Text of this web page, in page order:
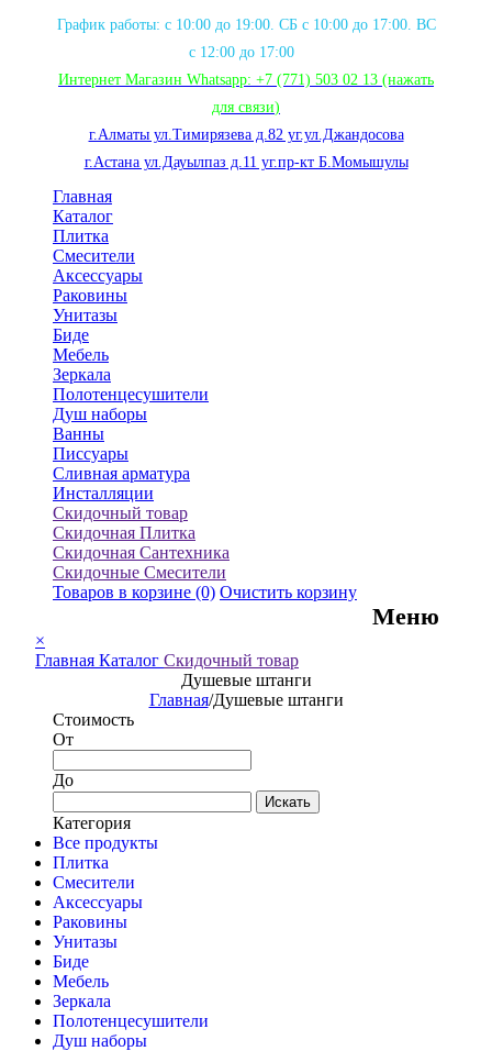
График работы: с 10:00 до 19:00. СБ с 10:00 до 17:00. ВС
с 12:00 до 17:00
Интернет Магазин Whatsapp: +7 (771) 503 02 13 (нажать
для связи)
г.Алматы ул.Тимирязева д.82 уг.ул.Джандосова
г.Астана ул.Дауылпаз д.11 уг.пр-кт Б.Момышулы
Главная
Каталог
Плитка
Смесители
Аксессуары
Раковины
Унитазы
Биде
Мебель
Зеркала
Полотенцесушители
Душ наборы
Ванны
Писсуары
Сливная арматура
Инсталляции
Скидочный товар
Скидочная Плитка
Скидочная Сантехника
Скидочные Смесители
Товаров в корзине (0) Очистить корзину
Меню
×
Главная Каталог Скидочный товар
Душевые штанги
Главная/Душевые штанги
Стоимость
От
До
Искать
Категория
Все продукты
Плитка
Смесители
Аксессуары
Раковины
Унитазы
Биде
Мебель
Зеркала
Полотенцесушители
Душ наборы